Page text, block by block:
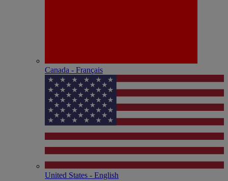
Canada - Français
United States - English